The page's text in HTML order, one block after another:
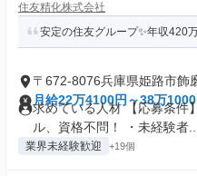
住友精化株式会社
安定の住友グループ✨年収420
〒672-8076兵庫県姫路市飾
月給22万4100円～38万1000
求めている人材 【応募条件
ル、資格不問！ ・未経験者...
業界未経験歓迎 +19個